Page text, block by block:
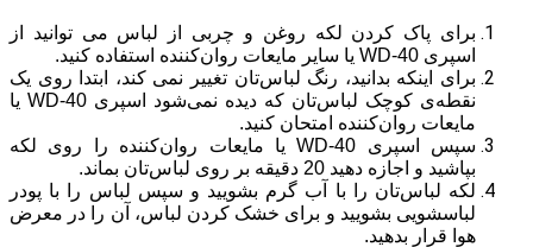
برای پاک کردن لکه روغن و چربی از لباس می توانید از
اسپری WD-40 یا سایر مایعات روان‌کننده استفاده کنید.
برای اینکه بدانید، رنگ لباس‌تان تغییر نمی کند، ابتدا روی یک
نقطه‌ی کوچک لباس‌تان که دیده نمی‌شود اسپری WD-40 یا
مایعات روان‌کننده امتحان کنید.
سپس اسپری WD-40 یا مایعات روان‌کننده را روی لکه
بپاشید و اجازه دهید 20 دقیقه بر روی لباس‌تان بماند.
لکه لباس‌تان را با آب گرم بشویید و سپس لباس را با پودر
لباسشویی بشویید و برای خشک کردن لباس، آن را در معرض
هوا قرار بدهید.